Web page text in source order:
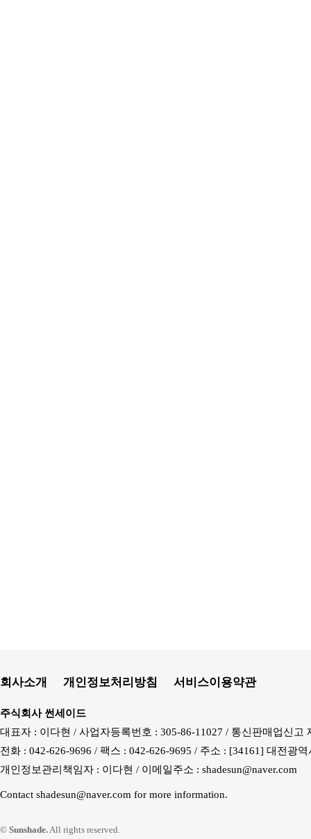
회사소개 개인정보처리방침 서비스이용약관
주식회사 썬세이드
대표자 : 이다현 / 사업자등록번호 : 305-86-11027 / 통신판매업신고
전화 : 042-626-9696 / 팩스 : 042-626-9695 / 주소 : [34161] 대전광
개인정보관리책임자 : 이다현 / 이메일주소 : shadesun@naver.com
Contact shadesun@naver.com for more information.
© Sunshade.All rights reserved.